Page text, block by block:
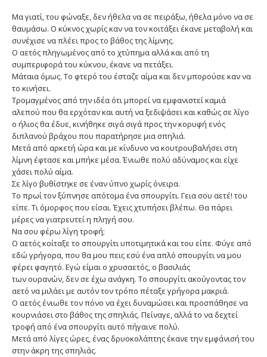
Μα γιατί, του φώναξε, δεν ήθελα να σε πειράξω, ήθελα μόνο να σε
θαυμάσω. Ο κύκνος χωρίς καν να τον κοιτάξει έκανε μεταβολή και
συνέχισε να πλέει προς το βάθος της λίμνης.
Ο αετός πληγωμένος από το χτύπημα αλλά και από τη
συμπεριφορά του κύκνου, έκανε να πετάξει.
Μάταια όμως. Το φτερό του έσταζε αίμα και δεν μπορούσε καν να
το κινήσει.
Τρομαγμένος από την ιδέα ότι μπορεί να εμφανιστεί καμιά
αλεπού που θα ερχόταν και αυτή να ξεδιψάσει και καθώς σε λίγο
ο ήλιος θα έδυε, κινήθηκε σιγά σιγά προς την κορυφή ενός
διπλανού βράχου που παρατήρησε μια σπηλιά.
Μετά από αρκετή ώρα και με κίνδυνο να κουτρουβαλήσει στη
λίμνη έφτασε και μπήκε μέσα. Ένιωθε πολύ αδύναμος και είχε
χάσει πολύ αίμα.
Σε λίγο βυθίστηκε σε έναν ύπνο χωρίς όνειρα.
Το πρωί τον ξύπνησε απότομα ένα σπουργίτι. Γεια σου αετέ! του
είπε. Τι όμορφος που είσαι. Έχεις χτυπήσει βλέπω. Θα πάρει
μέρες να γιατρευτεί η πληγή σου.
Να σου φέρω λίγη τροφή;
Ο αετός κοίταξε το σπουργίτι υποτιμητικά και του είπε. Φύγε από
εδώ γρήγορα, που θα μου πεις εσύ ένα απλό σπουργίτι να μου
φέρει φαγητό. Εγώ είμαι ο χρυσαετός, ο βασιλιάς
των ουρανών, δεν σε έχω ανάγκη. Το σπουργίτι ακούγοντας τον
αετό να μιλάει με αυτόν τον τρόπο πέταξε γρήγορα μακριά.
Ο αετός ένιωθε τον πόνο να έχει δυναμώσει και προσπάθησε να
κουρνιάσει στο βάθος της σπηλιάς. Πείναγε, αλλά το να δεχτεί
τροφή από ένα σπουργίτι αυτό πήγαινε πολύ.
Μετά από λίγες ώρες, ένας δρυοκολάπτης έκανε την εμφάνισή του
στην άκρη της σπηλιάς.